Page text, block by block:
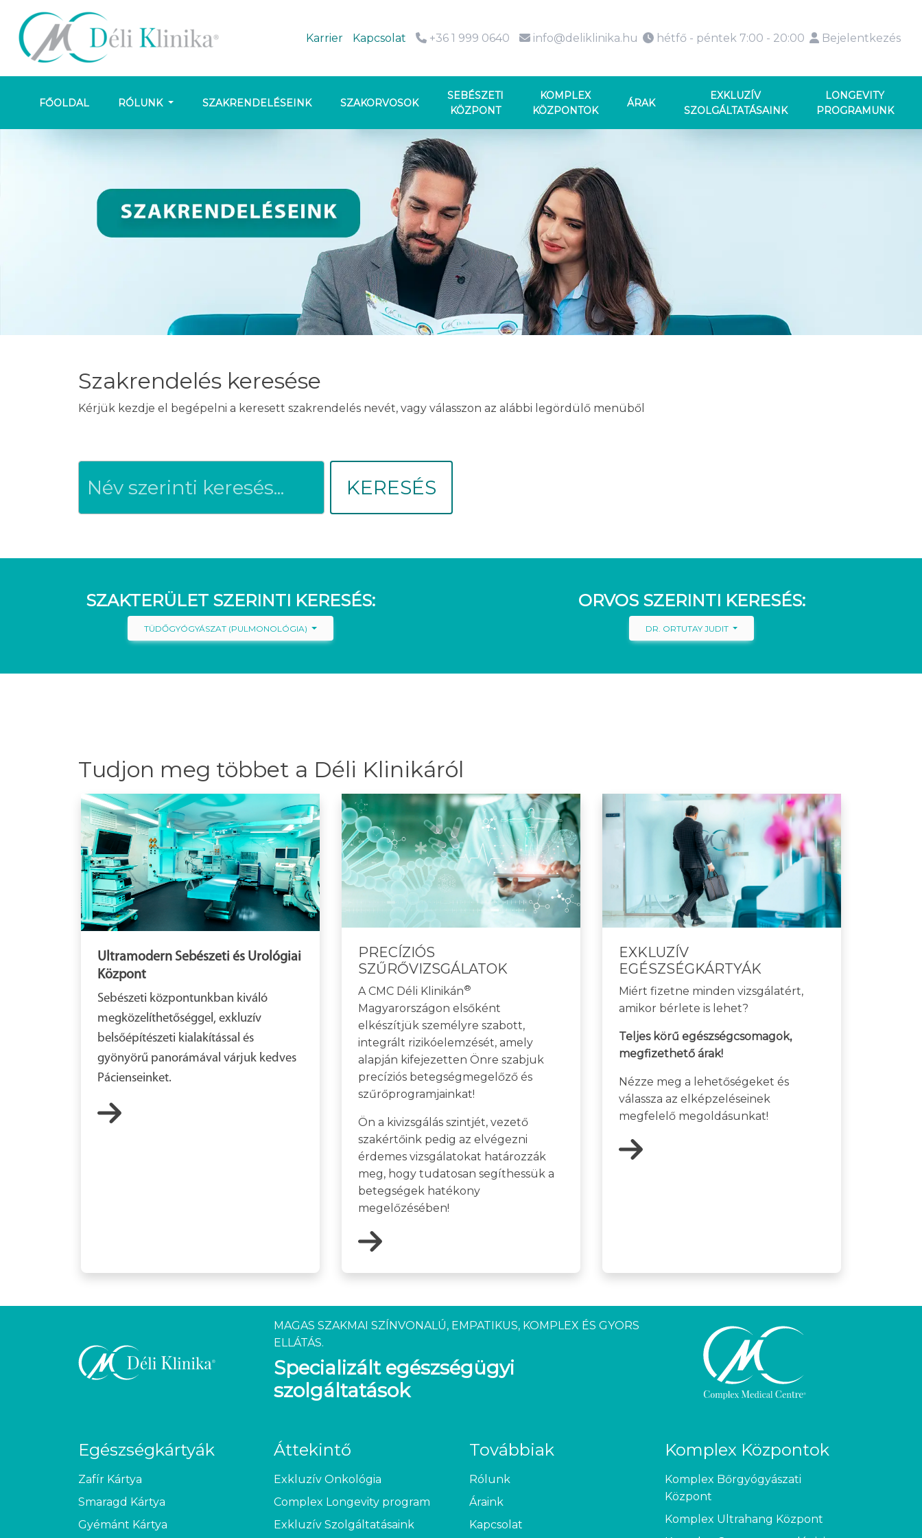
Karrier Kapcsolat +36 1 999 0640 info@deliklinika.hu hétfő - péntek 7:00 - 20:00 Bejelentkezés
FŐOLDAL RÓLUNK SZAKRENDELÉSEINK SZAKORVOSOK
SEBÉSZETI
KÖZPONT
KOMPLEX
KÖZPONTOK
ÁRAK
EXKLUZÍV
SZOLGÁLTATÁSAINK
LONGEVITY
PROGRAMUNK
Szakrendelés keresése
Kérjük kezdje el begépelni a keresett szakrendelés nevét, vagy válasszon az alábbi legördülő menüből
KERESÉS
SZAKTERÜLET SZERINTI KERESÉS:
TÜDŐGYÓGYÁSZAT (PULMONOLÓGIA)
ORVOS SZERINTI KERESÉS:
DR. ORTUTAY JUDIT
Tudjon meg többet a Déli Klinikáról
Ultramodern Sebészeti és Urológiai
Központ
Sebészeti központunkban kiváló
megközelíthetőséggel, exkluzív
belsőépítészeti kialakítással és
gyönyörű panorámával várjuk kedves
Pácienseinket.
PRECÍZIÓS
SZŰRŐVIZSGÁLATOK
A CMC Déli Klinikán®
Magyarországon elsőként
elkészítjük személyre szabott,
integrált rizikóelemzését, amely
alapján kifejezetten Önre szabjuk
precíziós betegségmegelőző és
szűrőprogramjainkat!
Ön a kivizsgálás szintjét, vezető
szakértőink pedig az elvégezni
érdemes vizsgálatokat határozzák
meg, hogy tudatosan segíthessük a
betegségek hatékony
megelőzésében!
EXKLUZÍV
EGÉSZSÉGKÁRTYÁK
Miért fizetne minden vizsgálatért,
amikor bérlete is lehet?
Teljes körű egészségcsomagok,
megfizethető árak!
Nézze meg a lehetőségeket és
válassza az elképzeléseinek
megfelelő megoldásunkat!
MAGAS SZAKMAI SZÍNVONALÚ, EMPATIKUS, KOMPLEX ÉS GYORS
ELLÁTÁS.
Specializált egészségügyi
szolgáltatások
Egészségkártyák
Zafír Kártya
Smaragd Kártya
Gyémánt Kártya
Áttekintő
Exkluzív Onkológia
Complex Longevity program
Exkluzív Szolgáltatásaink
Továbbiak
Rólunk
Áraink
Kapcsolat
Komplex Központok
Komplex Bőrgyógyászati
Központ
Komplex Ultrahang Központ